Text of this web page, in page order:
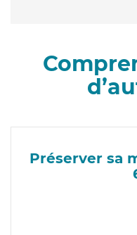
Préserver sa